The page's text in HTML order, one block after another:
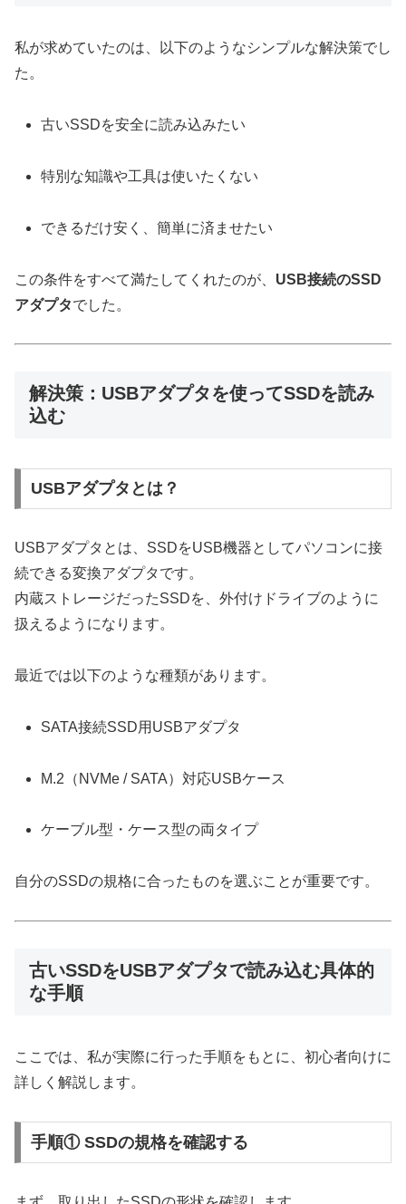
私が求めていたのは、以下のようなシンプルな解決策でし
た。
古いSSDを安全に読み込みたい
特別な知識や工具は使いたくない
できるだけ安く、簡単に済ませたい
この条件をすべて満たしてくれたのが、 USB接続のSSD
アダプタでした。
解決策：USBアダプタを使ってSSDを読み
込む
USBアダプタとは？
USBアダプタとは、SSDをUSB機器としてパソコンに接
続できる変換アダプタです。
内蔵ストレージだったSSDを、外付けドライブのように
扱えるようになります。
最近では以下のような種類があります。
SATA接続SSD用USBアダプタ
M.2（NVMe / SATA）対応USBケース
ケーブル型・ケース型の両タイプ
自分のSSDの規格に合ったものを選ぶことが重要です。
古いSSDをUSBアダプタで読み込む具体的
な手順
ここでは、私が実際に行った手順をもとに、初心者向けに
詳しく解説します。
手順① SSDの規格を確認する